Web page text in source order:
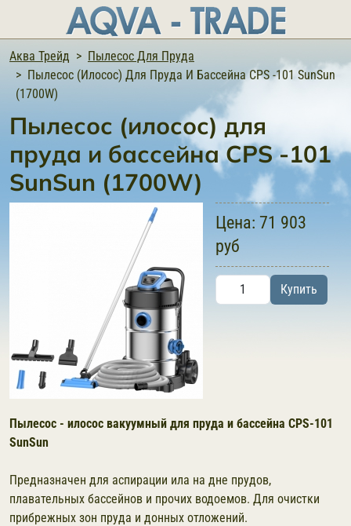
Аква Трейд
Пылесос Для Пруда
Пылесос (илосос) Для Пруда И Бассейна CPS -101 SunSun
(1700W)
Пылесос (илосос) для
пруда и бассейна CPS -101
SunSun (1700W)
Цена: 71 903
руб
Купить
Пылесос - илосос вакуумный для пруда и бассейна CPS-101
SunSun
Предназначен для аспирации ила на дне прудов,
плавательных бассейнов и прочих водоемов. Для очистки
прибрежных зон пруда и донных отложений.